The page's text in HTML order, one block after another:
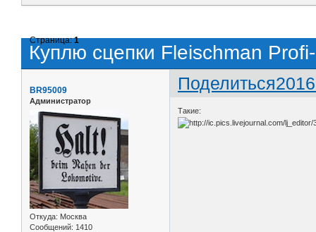
Куплю сцепки Fleischman
Страница:1
Поделиться
BR95009
Администратор
Откуда: Москва
Сообщений: 1410
Такие: